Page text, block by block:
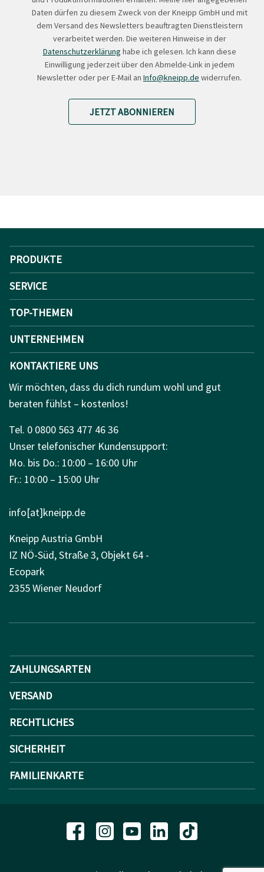
Daten dürfen zu diesem Zweck von der Kneipp GmbH und mit
dem Versand des Newsletters beauftragten Dienstleistern
verarbeitet werden. Die weiteren Hinweise in der
Datenschutzerklärung habe ich gelesen. Ich kann diese
Einwilligung jederzeit über den Abmelde-Link in jedem
Newsletter oder per E-Mail an Info@kneipp.de widerrufen.
JETZT ABONNIEREN
PRODUKTE
SERVICE
TOP-THEMEN
UNTERNEHMEN
KONTAKTIERE UNS
Wir möchten, dass du dich rundum wohl und gut
beraten fühlst – kostenlos!
Tel. 0 0800 563 477 46 36
Unser telefonischer Kundensupport:
Mo. bis Do.: 10:00 – 16:00 Uhr
Fr.: 10:00 – 15:00 Uhr
info[at]kneipp.de
Kneipp Austria GmbH
IZ NÖ-Süd, Straße 3, Objekt 64 -
Ecopark
2355 Wiener Neudorf
ZAHLUNGSARTEN
VERSAND
RECHTLICHES
SICHERHEIT
FAMILIENKARTE